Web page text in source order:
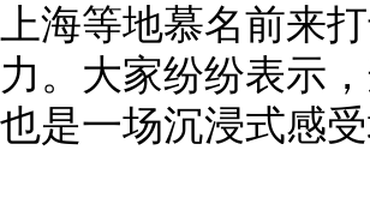
上海等地慕名前来
力。大家纷纷表示
也是一场沉浸式感